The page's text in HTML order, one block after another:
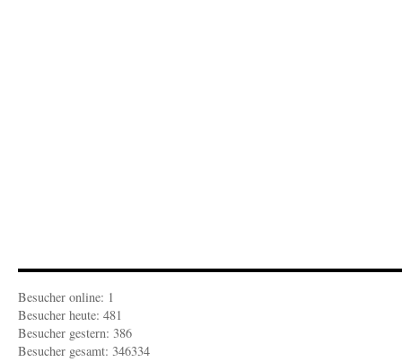
Besucher online: 1
Besucher heute: 481
Besucher gestern: 386
Besucher gesamt: 346334